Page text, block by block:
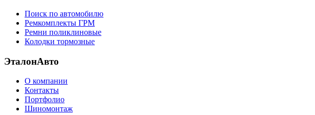
Поиск по автомобилю
Ремкомплекты ГРМ
Ремни поликлиновые
Колодки тормозные
ЭталонАвто
О компании
Контакты
Портфолио
Шиномонтаж